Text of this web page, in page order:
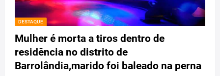
DESTAQUE
Mulher é morta a tiros dentro de
residência no distrito de
Barrolândia,marido foi baleado na perna